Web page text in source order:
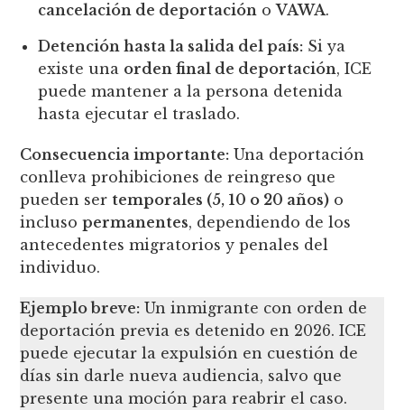
cancelación de deportación oVAWA.
Detención hasta la salida del país: Si ya
existe una orden final de deportación, ICE
puede mantener a la persona detenida
hasta ejecutar el traslado.
Consecuencia importante: Una deportación
conlleva prohibiciones de reingreso que
pueden ser temporales (5, 10 o 20 años) o
inclusopermanentes, dependiendo de los
antecedentes migratorios y penales del
individuo.
Ejemplo breve: Un inmigrante con orden de
deportación previa es detenido en 2026. ICE
puede ejecutar la expulsión en cuestión de
días sin darle nueva audiencia, salvo que
presente una moción para reabrir el caso.